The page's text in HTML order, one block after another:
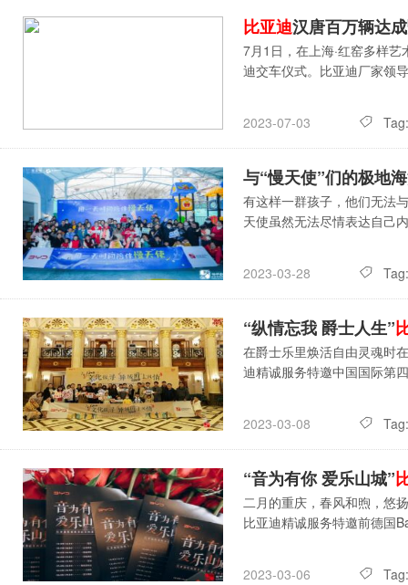
比亚迪汉唐百万辆达成
7月1日，在上海·红窑多样
迪交车仪式。比亚迪厂家领
2023-07-03 Tag:
与“慢天使”们的极地
有这样一群孩子，他们无法
天使虽然无法尽情表达自己
2023-03-28 Tag:
“纵情忘我 爵士人生”
在爵士乐里焕活自由灵魂时
迪精诚服务特邀中国国际第
2023-03-08 Tag:
“音为有你 爱乐山城”
二月的重庆，春风和煦，悠
比亚迪精诚服务特邀前德国
2023-03-06 Tag: